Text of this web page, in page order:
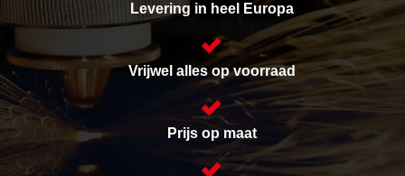
Levering in heel Europa
Vrijwel alles op voorraad
Prijs op maat